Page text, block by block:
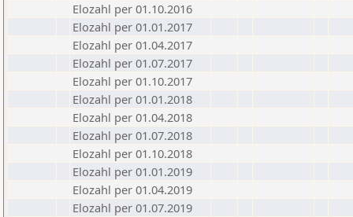
Elozahl per 01.10.2016
Elozahl per 01.01.2017
Elozahl per 01.04.2017
Elozahl per 01.07.2017
Elozahl per 01.10.2017
Elozahl per 01.01.2018
Elozahl per 01.04.2018
Elozahl per 01.07.2018
Elozahl per 01.10.2018
Elozahl per 01.01.2019
Elozahl per 01.04.2019
Elozahl per 01.07.2019